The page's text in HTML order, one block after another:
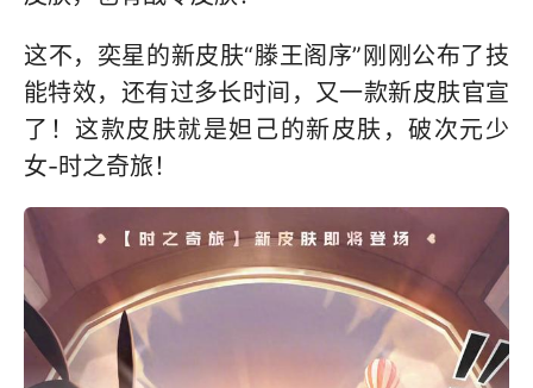
这不，奕星的新皮肤“滕王阁序”刚刚公布了技
能特效，还有过多长时间，又一款新皮肤官宣
了！这款皮肤就是妲己的新皮肤，破次元少
女-时之奇旅！